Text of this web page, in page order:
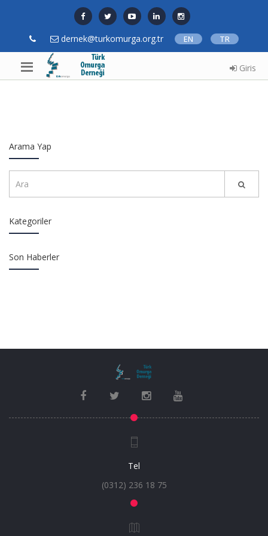
dernek@turkomurga.org.tr EN TR
Giris
Arama Yap
Kategoriler
Son Haberler
Tel
(0312) 236 18 75